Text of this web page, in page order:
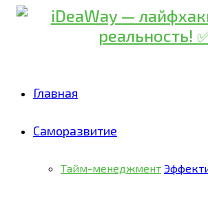
Главная
Саморазвитие
Тайм-менеджмент